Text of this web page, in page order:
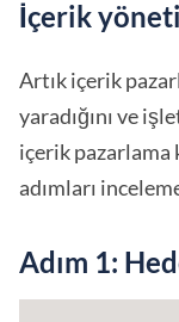
İçerik
Artık içerik
yaradığını ve
içerik
adımları
Adım 1: